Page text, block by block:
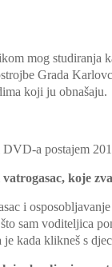
mog studiranja
Grada
koji ju obnašaju.
a postajem
koje
i
sam voditeljica
kada klikneš s